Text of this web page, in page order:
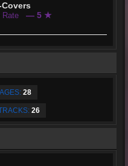
Covers
Rate — 5 ★
28
26